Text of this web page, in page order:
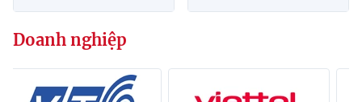
Doanh nghiệp